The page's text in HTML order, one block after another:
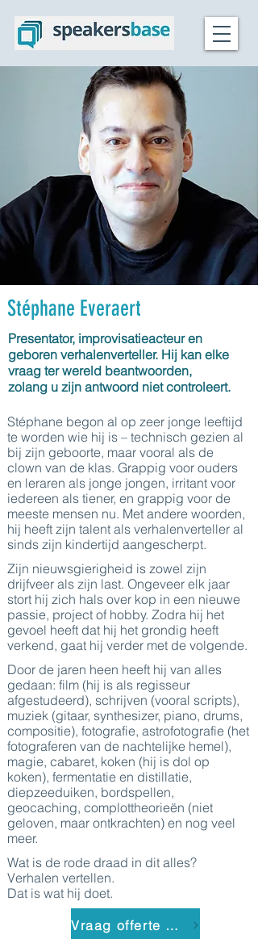
Stéphane Everaert
Presentator, improvisatieacteur en
geboren verhalenverteller. Hij kan elke
vraag ter wereld beantwoorden,
zolang u zijn antwoord niet controleert.
Stéphane begon al op zeer jonge leeftijd
te worden wie hij is – technisch gezien al
bij zijn geboorte, maar vooral als de
clown van de klas. Grappig voor ouders
en leraren als jonge jongen, irritant voor
iedereen als tiener, en grappig voor de
meeste mensen nu. Met andere woorden,
hij heeft zijn talent als verhalenverteller al
sinds zijn kindertijd aangescherpt.
Zijn nieuwsgierigheid is zowel zijn
drijfveer als zijn last. Ongeveer elk jaar
stort hij zich hals over kop in een nieuwe
passie, project of hobby. Zodra hij het
gevoel heeft dat hij het grondig heeft
verkend, gaat hij verder met de volgende.
Door de jaren heen heeft hij van alles
gedaan: film (hij is als regisseur
afgestudeerd), schrijven (vooral scripts),
muziek (gitaar, synthesizer, piano, drums,
compositie), fotografie, astrofotografie (het
fotograferen van de nachtelijke hemel),
magie, cabaret, koken (hij is dol op
koken), fermentatie en distillatie,
diepzeeduiken, bordspellen,
geocaching, complottheorieën (niet
geloven, maar ontkrachten) en nog veel
meer.
Wat is de rode draad in dit alles?
Verhalen vertellen.
Dat is wat hij doet.
Vraag offerte aan